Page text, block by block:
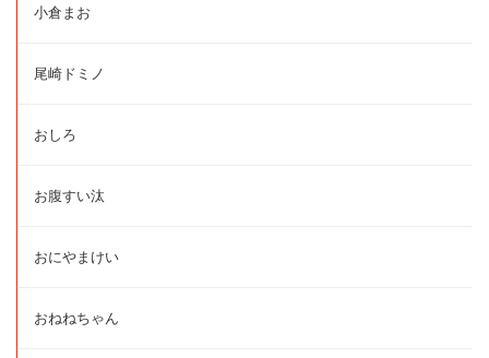
小倉まお
尾崎ドミノ
おしろ
お腹すい汰
おにやまけい
おねねちゃん